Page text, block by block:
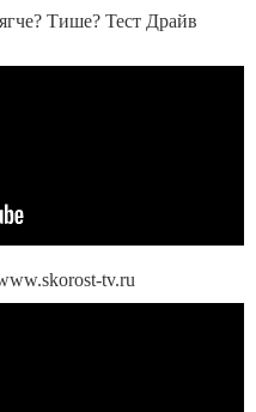
Тише? Тест Драйв
tv.ru